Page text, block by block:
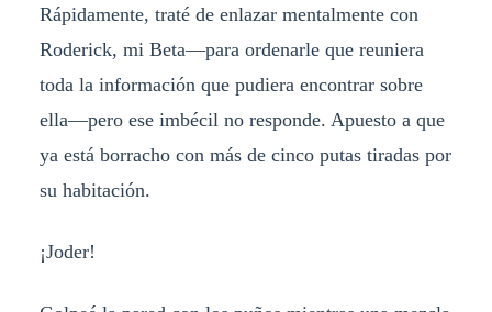
Rápidamente, traté de enlazar mentalmente con
Roderick, mi Beta—para ordenarle que reuniera
toda la información que pudiera encontrar sobre
ella—pero ese imbécil no responde. Apuesto a que
ya está borracho con más de cinco putas tiradas por
su habitación.
¡Joder!